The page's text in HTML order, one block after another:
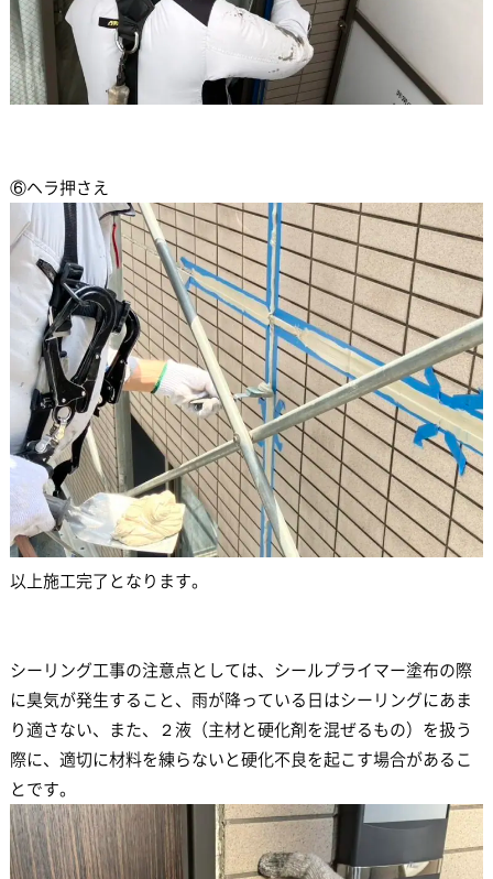
⑥ヘラ押さえ
以上施工完了となります。
シーリング工事の注意点としては、シールプライマー塗布の際
に臭気が発生すること、雨が降っている日はシーリングにあま
り適さない、また、２液（主材と硬化剤を混ぜるもの）を扱う
際に、適切に材料を練らないと硬化不良を起こす場合があるこ
とです。